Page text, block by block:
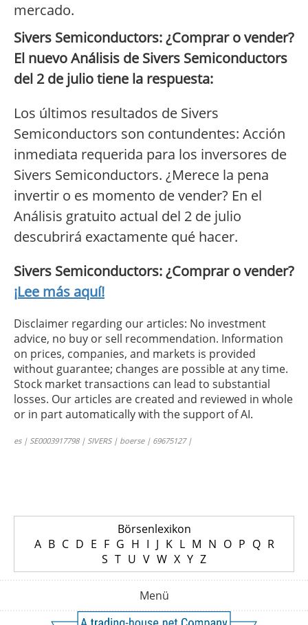
mercado.
Sivers Semiconductors: ¿Comprar o vender?
El nuevo Análisis de Sivers Semiconductors
del 2 de julio tiene la respuesta:
Los últimos resultados de Sivers
Semiconductors son contundentes: Acción
inmediata requerida para los inversores de
Sivers Semiconductors. ¿Merece la pena
invertir o es momento de vender? En el
Análisis gratuito actual del 2 de julio
descubrirá exactamente qué hacer.
Sivers Semiconductors: ¿Comprar o vender?
¡Lee más aquí!
Disclaimer regarding our articles: No investment
advice, no buy or sell recommendation. Information
on prices, companies, and markets is provided
without guarantee; changes are possible at any time.
Stock market transactions can lead to substantial
losses. Our articles are created and reviewed in whole
or in part automatically with the support of AI.
es | SE0003917798 | SIVERS | boerse | 69675127 |
Börsenlexikon
A B C D E F G H I J K L M N O P Q R
S T U V W X Y Z
Menü